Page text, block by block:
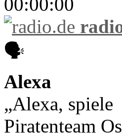
🗣️
Alexa
„Alexa, spiele
Piratenteam